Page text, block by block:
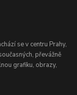
se v centru Prahy,
převážně
grafiku, obrazy,